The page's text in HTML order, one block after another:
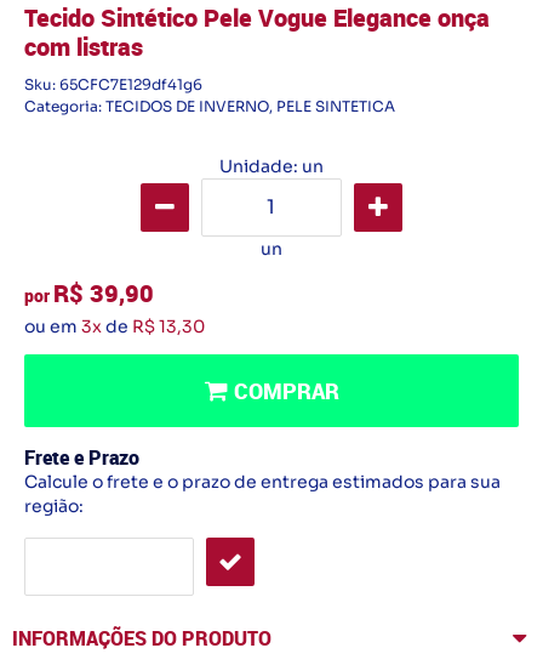
Tecido Sintético Pele Vogue Elegance onça
com listras
Sku: 65CFC7E129df41g6
Categoria: TECIDOS DE INVERNO, PELE SINTETICA
Unidade: un
un
por R$ 39,90
ou em 3xde R$ 13,30
COMPRAR
Frete e Prazo
Calcule o frete e o prazo de entrega estimados para sua
região:
INFORMAÇÕES DO PRODUTO